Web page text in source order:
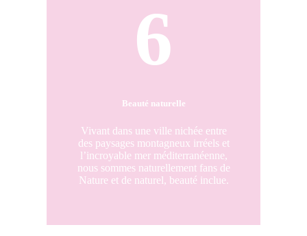
6
Beauté naturelle
Vivant dans une ville nichée entre
des paysages montagneux irréels et
l’incroyable mer méditerranéenne,
nous sommes naturellement fans de
Nature et de naturel, beauté inclue.